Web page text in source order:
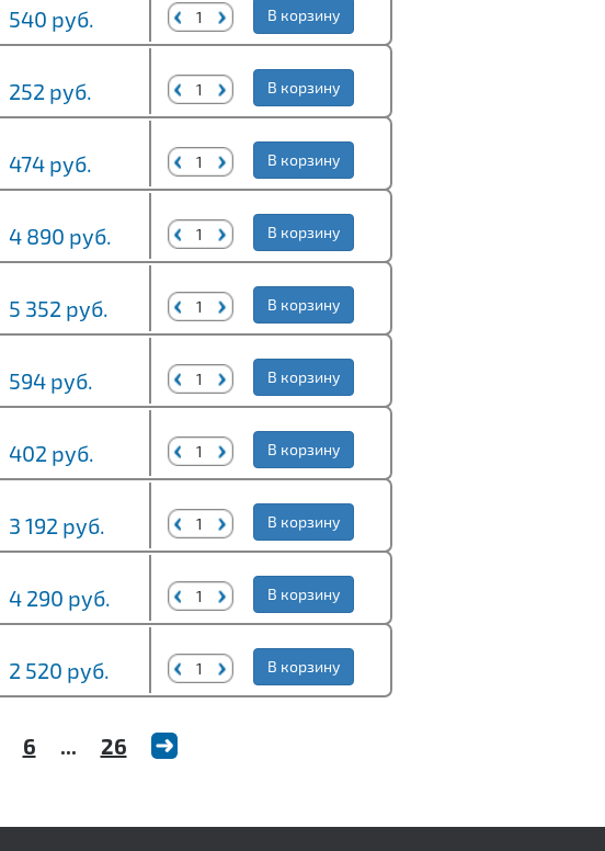
540 руб. В корзину
252 руб. В корзину
474 руб. В корзину
4 890 руб. В корзину
5 352 руб. В корзину
594 руб. В корзину
402 руб. В корзину
3 192 руб. В корзину
4 290 руб. В корзину
2 520 руб. В корзину
6 ... 26